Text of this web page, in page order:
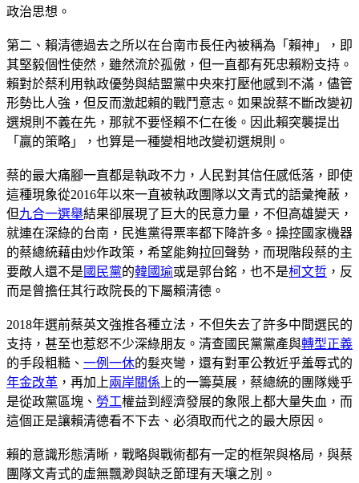
政治思想。
第二、賴清德過去之所以在台南市長任內被稱為「賴神」，即
其堅毅個性使然，雖然流於孤傲，但一直都有死忠賴粉支持。
賴對於蔡利用執政優勢與結盟黨中央來打壓他感到不滿，儘管
形勢比人強，但反而激起賴的戰鬥意志。如果說蔡不斷改變初
選規則不義在先，那就不要怪賴不仁在後。因此賴突襲提出
「贏的策略」，也算是一種變相地改變初選規則。
蔡的最大痛腳一直都是執政不力，人民對其信任感低落，即使
這種現象從2016年以來一直被執政團隊以文青式的語彙掩蔽，
但九合一選舉結果卻展現了巨大的民意力量，不但高雄變天，
就連在深綠的台南，民進黨得票率都下降許多。操控國家機器
的蔡總統藉由炒作政策，希望能夠拉回聲勢，而現階段蔡的主
要敵人還不是 國民黨的韓國瑜或是郭台銘，也不是柯文哲 ，反
而是曾擔任其行政院長的下屬賴清德。
2018年選前蔡英文強推各種立法，不但失去了許多中間選民的
支持，甚至也惹怒不少深綠朋友。清查國民黨黨產與轉型正義
的手段粗糙、 一例一休的髮夾彎，還有對軍公教近乎羞辱式的
年金改革 ，再加上兩岸關係 上的一籌莫展，蔡總統的團隊幾乎
是從政黨區塊、 勞工權益到經濟發展的象限上都大量失血，而
這個正是讓賴清德看不下去、必須取而代之的最大原因。
賴的意識形態清晰，戰略與戰術都有一定的框架與格局，與蔡
團隊文青式的虛無飄渺與缺乏節理有天壤之別。